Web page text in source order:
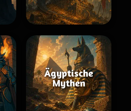
Ägyptische
Mythen